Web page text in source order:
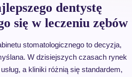
dentystę
się w leczeniu zębów
stomatologicznego to decyzja,
W dzisiejszych czasach rynek
a kliniki różnią się standardem,